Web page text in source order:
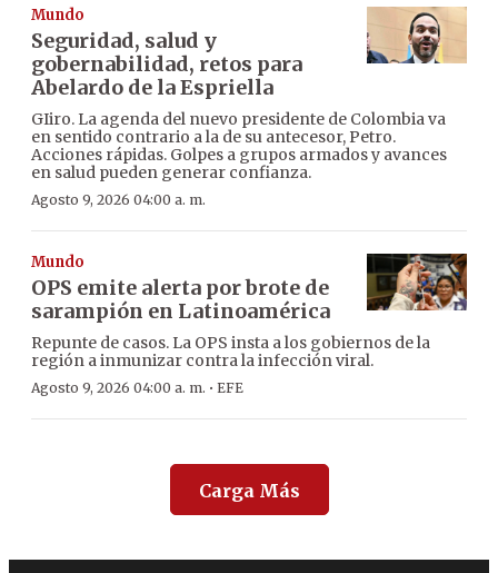
Mundo
Seguridad, salud y
gobernabilidad, retos para
Abelardo de la Espriella
GIiro. La agenda del nuevo presidente de Colombia va
en sentido contrario a la de su antecesor, Petro.
Acciones rápidas. Golpes a grupos armados y avances
en salud pueden generar confianza.
Agosto 9, 2026 04:00 a. m.
Mundo
OPS emite alerta por brote de
sarampión en Latinoamérica
Repunte de casos. La OPS insta a los gobiernos de la
región a inmunizar contra la infección viral.
Agosto 9, 2026 04:00 a. m. · EFE
Carga Más